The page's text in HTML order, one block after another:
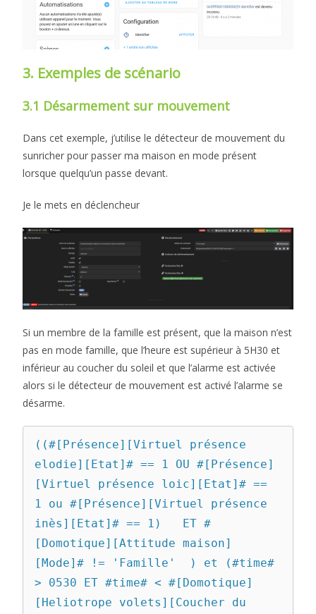
3. Exemples de scénario
3.1 Désarmement sur mouvement
Dans cet exemple, j’utilise le détecteur de mouvement du
sunricher pour passer ma maison en mode présent
lorsque quelqu’un passe devant.
Je le mets en déclencheur
Si un membre de la famille est présent, que la maison n’est
pas en mode famille, que l’heure est supérieur à 5H30 et
inférieur au coucher du soleil et que l’alarme est activée
alors si le détecteur de mouvement est activé l’alarme se
désarme.
((#[Présence][Virtuel présence
elodie][Etat]# == 1 OU #[Présence]
[Virtuel présence loic][Etat]# ==
1 ou #[Présence][Virtuel présence
inès][Etat]# == 1)   ET #
[Domotique][Attitude maison]
[Mode]# != 'Famille'  ) et (#time#
> 0530 ET #time# < #[Domotique]
[Heliotrope volets][Coucher du